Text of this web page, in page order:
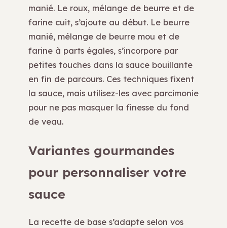
manié. Le roux, mélange de beurre et de
farine cuit, s’ajoute au début. Le beurre
manié, mélange de beurre mou et de
farine à parts égales, s’incorpore par
petites touches dans la sauce bouillante
en fin de parcours. Ces techniques fixent
la sauce, mais utilisez-les avec parcimonie
pour ne pas masquer la finesse du fond
de veau.
Variantes gourmandes
pour personnaliser votre
sauce
La recette de base s’adapte selon vos